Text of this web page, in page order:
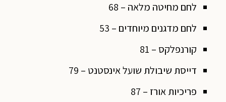
לחם מחיטה מלאה – 68
לחם מדגנים מיוחדים – 53
קורנפלקס – 81
דייסת שיבולת שועל אינסטנט – 79
פריכיות אורז – 87